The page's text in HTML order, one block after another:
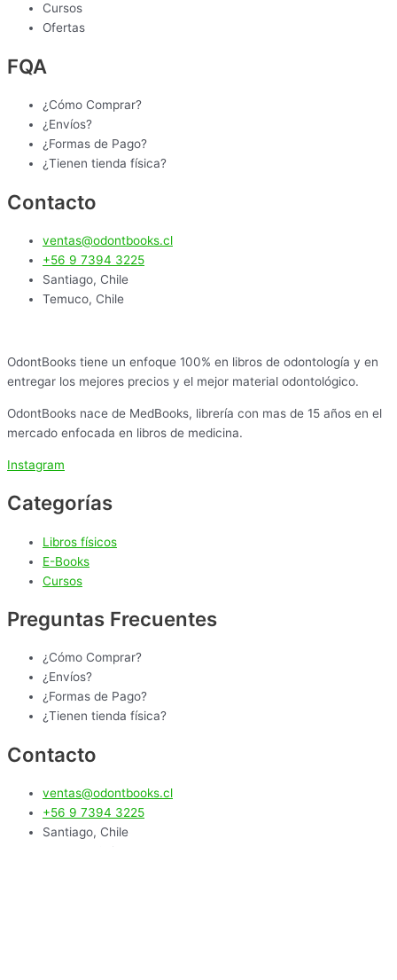
Cursos
Ofertas
FQA
¿Cómo Comprar?
¿Envíos?
¿Formas de Pago?
¿Tienen tienda física?
Contacto
ventas@odontbooks.cl
+56 9 7394 3225
Santiago, Chile
Temuco, Chile
OdontBooks tiene un enfoque 100% en libros de odontología y en
entregar los mejores precios y el mejor material odontológico.
OdontBooks nace de MedBooks, librería con mas de 15 años en el
mercado enfocada en libros de medicina.
Instagram
Categorías
Libros físicos
E-Books
Cursos
Preguntas Frecuentes
¿Cómo Comprar?
¿Envíos?
¿Formas de Pago?
¿Tienen tienda física?
Contacto
ventas@odontbooks.cl
+56 9 7394 3225
Santiago, Chile
Temuco, Chile